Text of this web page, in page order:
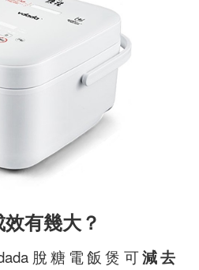
有幾大？
脫糖電飯煲可減去